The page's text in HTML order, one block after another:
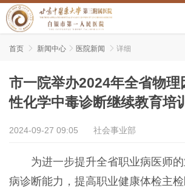
首页  新闻中心  医院新闻  详细
市一院举办2024年全省物理
性化学中毒诊断继续教育培
2024-09-27 09:05 社会事业部
为进一步提升全省职业病医师
病诊断能力，提高职业健康体检主